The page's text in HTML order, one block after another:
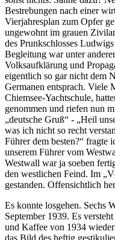
Bestrebungen nach einer
Vierjahresplan zum Opfer
ungewohnt im grauen
des Prunkschlosses
Begleitung war unter
Volksaufklärung und
eigentlich so gar nicht dem
Germanen entsprach. Viele
Chiemsee-Yachtschule,
genommen und riefen nun
deutsche Gruß
- Heil
was ich nicht so recht
Führer dem besten?
fragte
unserem Führer vom
Westwall war ja soeben
den westlichen Feind. Im
gestanden. Offensichtlich
Es konnte losgehen. Sechs
September 1939. Es
und Kaffee von 1934
das Bild des heftig